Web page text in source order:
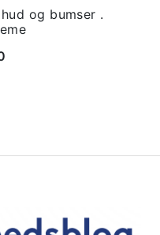
og bumser .